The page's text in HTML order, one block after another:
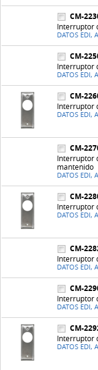
CM-
Interruptor
DATOS EDI,
CM-
Interruptor
DATOS EDI,
CM-
Interruptor
DATOS EDI,
CM-
Interruptor
mantenido
DATOS EDI,
CM-
Interruptor
DATOS EDI,
CM-
Interruptor
DATOS EDI,
CM-
Interruptor
DATOS EDI,
CM-
Interruptor
DATOS EDI,